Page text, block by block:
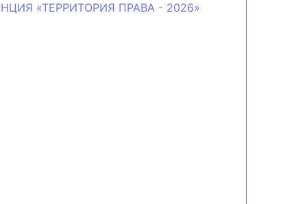
«ТЕРРИТОРИЯ ПРАВА - 2026»